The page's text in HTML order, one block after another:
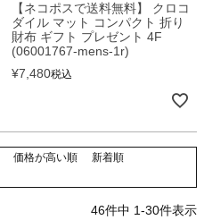
【ネコポスで送料無料】 クロコ
ダイル マット コンパクト 折り
財布 ギフト プレゼント 4F
(06001767-mens-1r)
¥7,480税込
価格が高い順
新着順
46件中 1-30件表示